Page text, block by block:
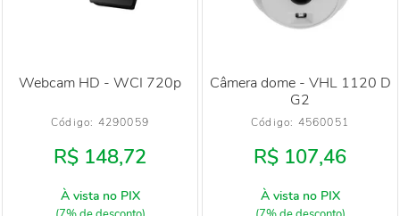
Webcam HD - WCI 720p
Código: 4290059
R$ 148,72
À vista no PIX
Câmera dome - VHL 1120 D
G2
Código: 4560051
R$ 107,46
À vista no PIX